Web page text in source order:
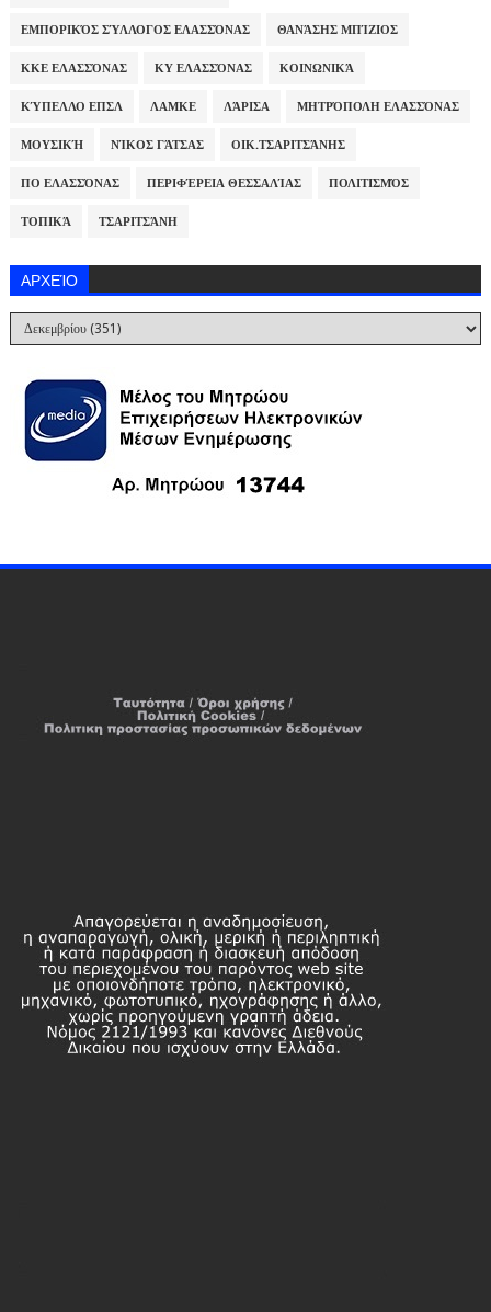
ΕΜΠΟΡΙΚΌΣ ΣΎΛΛΟΓΟΣ ΕΛΑΣΣΌΝΑΣ ΘΑΝΆΣΗΣ ΜΠΊΖΙΟΣ
ΚΚΕ ΕΛΑΣΣΌΝΑΣ ΚΥ ΕΛΑΣΣΌΝΑΣ ΚΟΙΝΩΝΙΚΆ
ΚΎΠΕΛΛΟ ΕΠΣΛ ΛΑΜΚΕ ΛΆΡΙΣΑ ΜΗΤΡΌΠΟΛΗ ΕΛΑΣΣΌΝΑΣ
ΜΟΥΣΙΚΉ ΝΊΚΟΣ ΓΆΤΣΑΣ ΟΙΚ.ΤΣΑΡΙΤΣΆΝΗΣ
ΠΟ ΕΛΑΣΣΌΝΑΣ ΠΕΡΙΦΈΡΕΙΑ ΘΕΣΣΑΛΊΑΣ ΠΟΛΙΤΙΣΜΌΣ
ΤΟΠΙΚΆ ΤΣΑΡΙΤΣΆΝΗ
ΑΡΧΕΊΟ